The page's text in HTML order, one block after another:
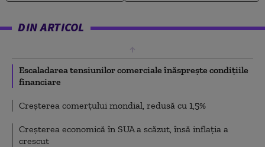
DIN ARTICOL
Escaladarea tensiunilor comerciale înăsprește condițiile
financiare
Creșterea comerțului mondial, redusă cu 1,5%
Creșterea economică în SUA a scăzut, însă inflația a
crescut